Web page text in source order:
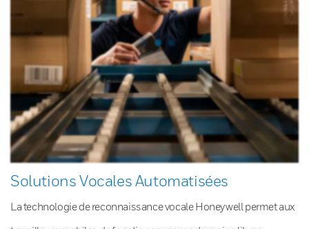
Solutions Vocales Automatisées
La technologie de reconnaissance vocale Honeywell permet aux